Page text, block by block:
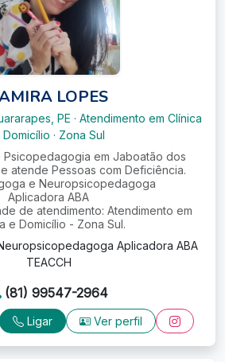
LOPES
PE · Atendimento em Clínica
Domicílio · Zona Sul
em Jaboatão dos
atende Pessoas com Deficiência.
e Neuropsicopedagoga
Aplicadora ABA
de atendimento: Atendimento em
e Domicílio - Zona Sul.
Aplicadora ABA
TEACCH
(81) 99547-2964
Ligar Ver perfil